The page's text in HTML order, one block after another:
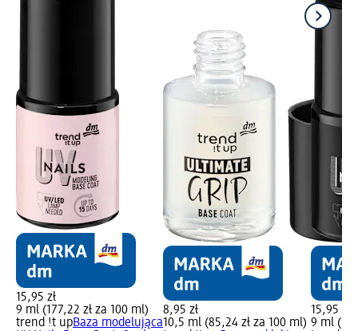
15,95 zł
9 ml (177,22 zł za 100 ml)
trend !t upBaza modelująca
8,95 zł
10,5 ml (85,24 zł za 100 ml)
15,95 zł
9 ml